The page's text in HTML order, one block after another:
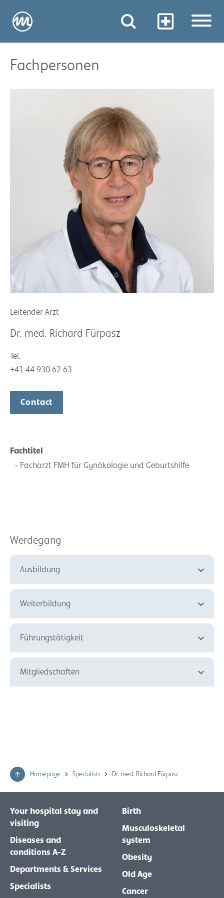
Fachpersonen
Leitender Arzt
Dr. med. Richard Fürpasz
Tel.
+41 44 930 62 63
Contact
Fachtitel
Facharzt FMH für Gynäkologie und Geburtshilfe
Werdegang
Ausbildung
Weiterbildung
Führungstätigkeit
Mitgliedschaften
Homepage Specialists Dr. med. Richard Fürpasz
Your hospital stay and
visiting
Diseases and
conditions A-Z
Departments & Services
Specialists
Birth
Musculoskeletal
system
Obesity
Old Age
Cancer